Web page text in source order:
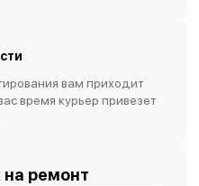
вам приходит
время курьер привезет
на ремонт